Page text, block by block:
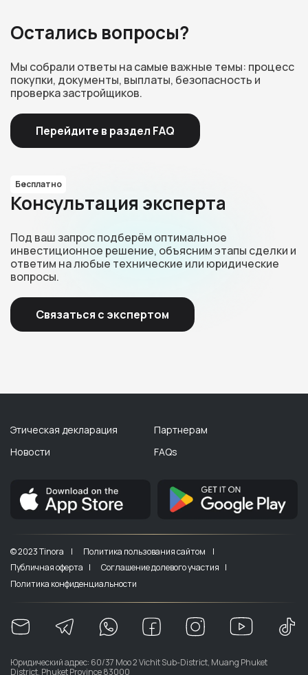
Остались вопросы?
Мы собрали ответы на самые важные темы: процесс
покупки, документы, выплаты, безопасность и
проверка застройщиков.
Перейдите в раздел FAQ
Бесплатно
Консультация эксперта
Под ваш запрос подберём оптимальное
инвестиционное решение, объясним этапы сделки и
ответим на любые технические или юридические
вопросы.
Связаться с экспертом
Этическая декларация
Новости
Партнерам
FAQs
© 2023 Tinora |
Политика пользования сайтом |
Публичная оферта |
Соглашение долевого участия |
Политика конфиденциальности
Юридический адрес: 60/37 Moo 2 Vichit Sub-District, Muang Phuket
District, Phuket Province 83000